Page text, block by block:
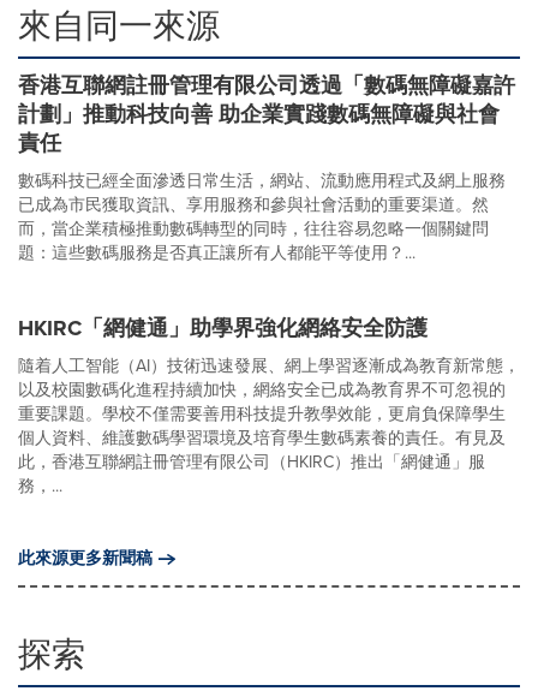
來自同一來源
香港互聯網註冊管理有限公司透過「數碼無障礙嘉許
計劃」推動科技向善 助企業實踐數碼無障礙與社會
責任
數碼科技已經全面滲透日常生活，網站、流動應用程式及網上服務
已成為市民獲取資訊、享用服務和參與社會活動的重要渠道。然
而，當企業積極推動數碼轉型的同時，往往容易忽略一個關鍵問
題：這些數碼服務是否真正讓所有人都能平等使用？...
HKIRC「網健通」助學界強化網絡安全防護
隨着人工智能（AI）技術迅速發展、網上學習逐漸成為教育新常態，
以及校園數碼化進程持續加快，網絡安全已成為教育界不可忽視的
重要課題。學校不僅需要善用科技提升教學效能，更肩負保障學生
個人資料、維護數碼學習環境及培育學生數碼素養的責任。有見及
此，香港互聯網註冊管理有限公司（HKIRC）推出「網健通」服
務，...
此來源更多新聞稿
探索